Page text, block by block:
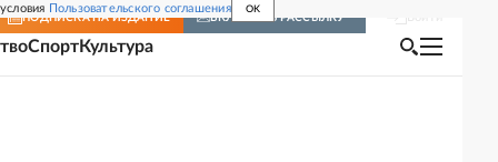
Пользовательского соглашения OK
ПОДПИСКА НА ИЗДАНИЕ ВКЛЮЧИТЬ РАССЫЛКУ
СпортКультура